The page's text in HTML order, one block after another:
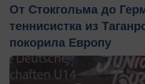
От Стокгольма до
теннисистка из
покорила Европу